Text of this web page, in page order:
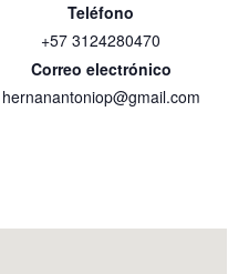
Teléfono
+57 3124280470
Correo electrónico
hernanantoniop@gmail.com